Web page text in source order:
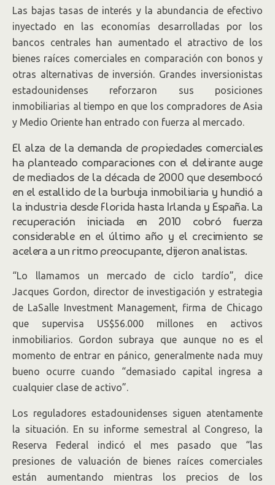
Las bajas tasas de interés y la abundancia de efectivo
inyectado en las economías desarrolladas por los
bancos centrales han aumentado el atractivo de los
bienes raíces comerciales en comparación con bonos y
otras alternativas de inversión. Grandes inversionistas
estadounidenses reforzaron sus posiciones
inmobiliarias al tiempo en que los compradores de Asia
y Medio Oriente han entrado con fuerza al mercado.
El alza de la demanda de propiedades comerciales
ha planteado comparaciones con el delirante auge
de mediados de la década de 2000 que desembocó
en el estallido de la burbuja inmobiliaria y hundió a
la industria desde Florida hasta Irlanda y España. La
recuperación iniciada en 2010 cobró fuerza
considerable en el último año y el crecimiento se
acelera a un ritmo preocupante, dijeron analistas.
“Lo llamamos un mercado de ciclo tardío”, dice
Jacques Gordon, director de investigación y estrategia
de LaSalle Investment Management, firma de Chicago
que supervisa US$56.000 millones en activos
inmobiliarios. Gordon subraya que aunque no es el
momento de entrar en pánico, generalmente nada muy
bueno ocurre cuando “demasiado capital ingresa a
cualquier clase de activo”.
Los reguladores estadounidenses siguen atentamente
la situación. En su informe semestral al Congreso, la
Reserva Federal indicó el mes pasado que “las
presiones de valuación de bienes raíces comerciales
están aumentando mientras los precios de los